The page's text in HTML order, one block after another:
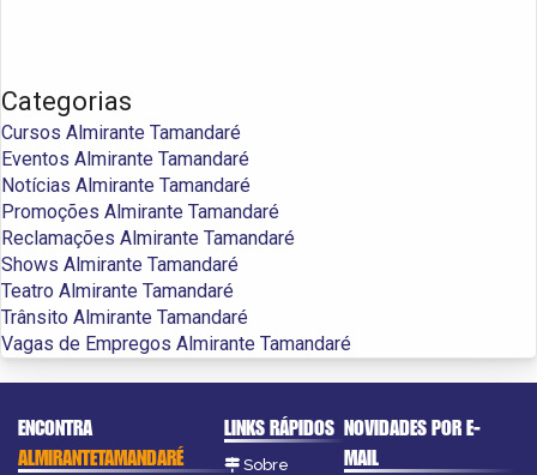
Categorias
Cursos Almirante Tamandaré
Eventos Almirante Tamandaré
Notícias Almirante Tamandaré
Promoções Almirante Tamandaré
Reclamações Almirante Tamandaré
Shows Almirante Tamandaré
Teatro Almirante Tamandaré
Trânsito Almirante Tamandaré
Vagas de Empregos Almirante Tamandaré
ENCONTRA
ALMIRANTETAMANDARÉ
LINKS RÁPIDOS
Sobre
NOVIDADES POR E-
MAIL